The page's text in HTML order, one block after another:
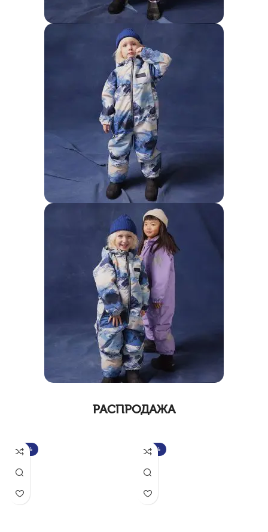
РАСПРОДАЖА
-30% -30%